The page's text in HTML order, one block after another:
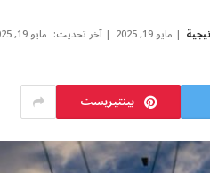
مايو 19, 2025 آخر تحديث: مايو 19, 2025
بينتيريست